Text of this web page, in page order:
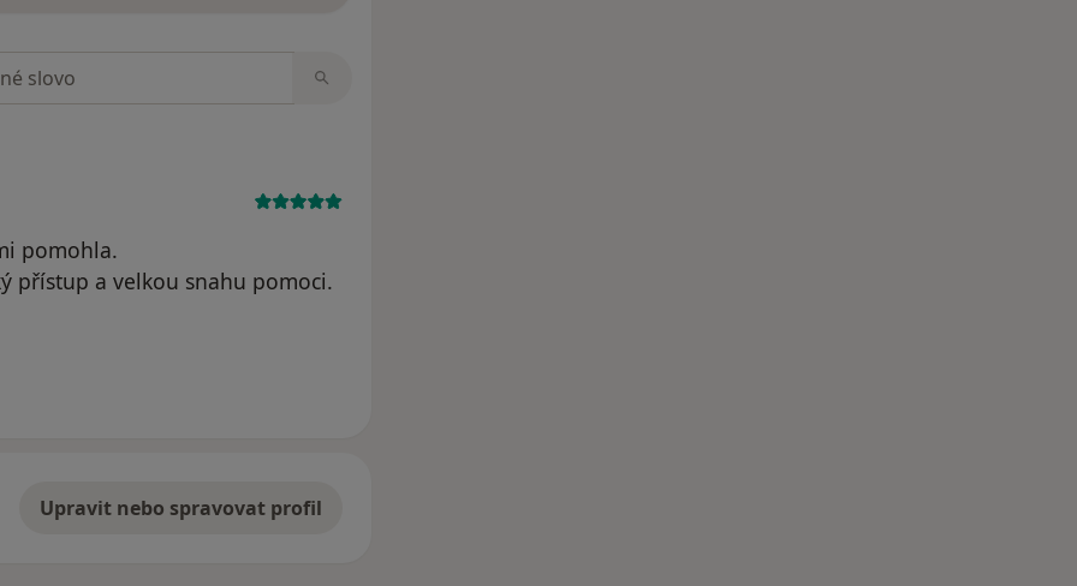
pomohla.
přístup a velkou snahu pomoci.
Upravit nebo spravovat profil